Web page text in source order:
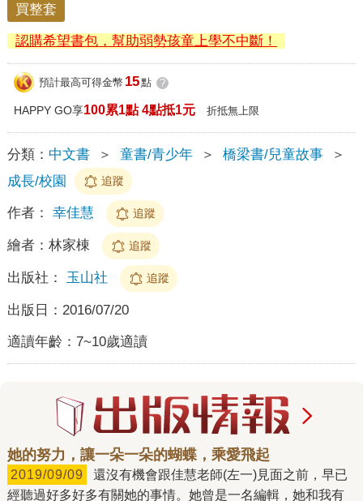
買整套
認購希望書包，幫助弱勢孩童上學不中斷！
預計最高可得金幣 15點 ?
HAPPY GO享100累1點 4點抵1元 折抵無上限
分類： 中文書 ＞ 童書/青少年 ＞ 橋梁書/兒童故事
＞
成長/校園
追蹤
作者： 幸佳慧 追蹤
繪者： 林家棟 追蹤
出版社： 玉山社 追蹤
出版日： 2016/07/20
適讀年齡： 7~10歲適讀
她的努力，讓一朵一朵的蝴蝶，乘愛飛起
2019/09/09
經聽過好多好多有關她的事情。她曾是一名編輯，她和我有